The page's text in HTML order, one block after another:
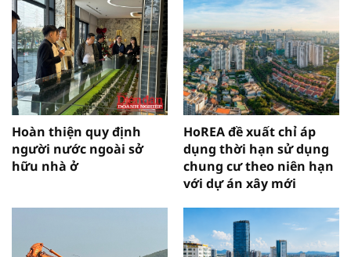
Hoàn thiện quy định
người nước ngoài sở
hữu nhà ở
HoREA đề xuất chỉ áp
dụng thời hạn sử dụng
chung cư theo niên hạn
với dự án xây mới